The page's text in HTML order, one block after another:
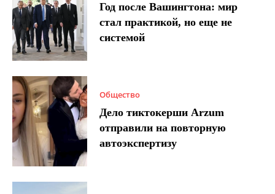
Год после Вашингтона: мир
стал практикой, но еще не
системой
Общество
Дело тиктокерши Arzum
отправили на повторную
автоэкспертизу